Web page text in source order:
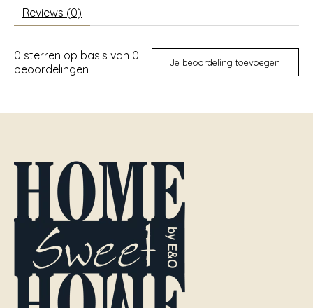
Reviews (0)
0 sterren op basis van 0
beoordelingen
Je beoordeling toevoegen